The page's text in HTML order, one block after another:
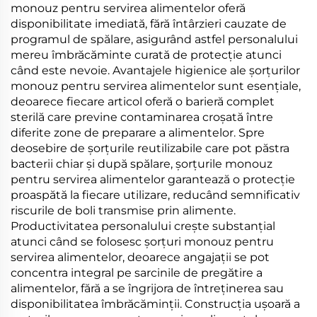
monouz pentru servirea alimentelor oferă
disponibilitate imediată, fără întârzieri cauzate de
programul de spălare, asigurând astfel personalului
mereu îmbrăcăminte curată de protecție atunci
când este nevoie. Avantajele higienice ale șorțurilor
monouz pentru servirea alimentelor sunt esențiale,
deoarece fiecare articol oferă o barieră complet
sterilă care previne contaminarea croșată între
diferite zone de preparare a alimentelor. Spre
deosebire de șorțurile reutilizabile care pot păstra
bacterii chiar și după spălare, șorțurile monouz
pentru servirea alimentelor garantează o protecție
proaspătă la fiecare utilizare, reducând semnificativ
riscurile de boli transmise prin alimente.
Productivitatea personalului crește substanțial
atunci când se folosesc șorțuri monouz pentru
servirea alimentelor, deoarece angajații se pot
concentra integral pe sarcinile de pregătire a
alimentelor, fără a se îngrijora de întreținerea sau
disponibilitatea îmbrăcăminții. Construcția ușoară a